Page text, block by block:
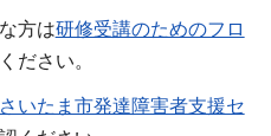
方は研修受講のためのフロ
ださい。
さいたま市発達障害者支援セ